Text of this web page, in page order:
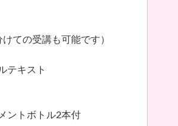
けての受講も可能です）
テキスト
ントボトル2本付